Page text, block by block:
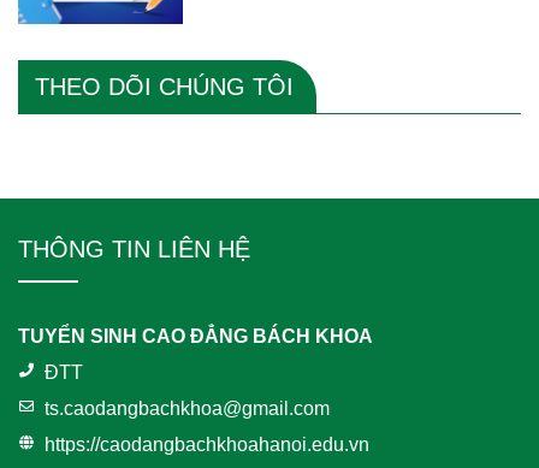
THEO DÕI CHÚNG TÔI
THÔNG TIN LIÊN HỆ
TUYỂN SINH CAO ĐẲNG BÁCH KHOA
ĐTT
ts.caodangbachkhoa@gmail.com
https://caodangbachkhoahanoi.edu.vn